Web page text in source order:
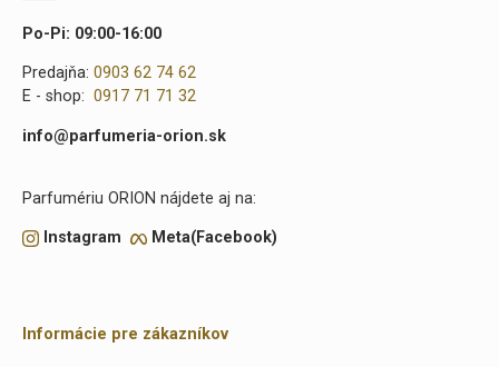
Po-Pi: 09:00-16:00
Predajňa: 0903 62 74 62
E - shop: 0917 71 71 32
info@parfumeria-orion.sk
Parfumériu ORION nájdete aj na:
Instagram Meta(Facebook)
Informácie pre zákazníkov